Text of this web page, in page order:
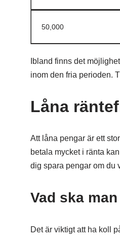
50,000
Ibland finns det
inom den fria perioden.
Låna
Att låna pengar är ett
betala mycket i ränta
dig spara pengar om du
Vad ska
Det är viktigt att ha koll